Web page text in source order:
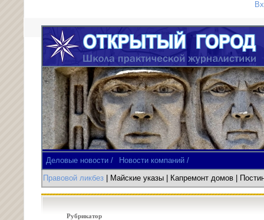
Деловые новости /
Новости компаний /
Правовой ликбез
| Майские указы Капремонт домов |
Рубрикатор